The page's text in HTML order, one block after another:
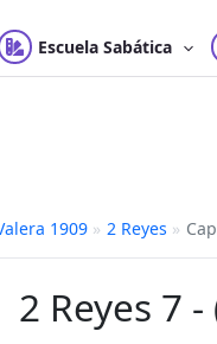
Escuela Sabática
1909 » 2 Reyes »
2 Reyes 7